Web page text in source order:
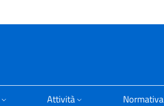
Attività Normativa